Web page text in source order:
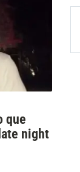
que
night